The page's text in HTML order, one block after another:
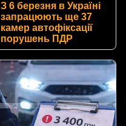
З 6 березня в Україні
запрацюють ще 37
камер автофіксації
порушень ПДР